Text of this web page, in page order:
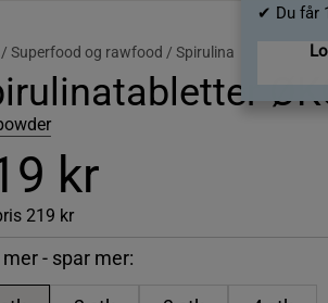
✔ Du får
/ Superfood og rawfood / Spirulina
kr
219 kr
mer - spar mer: